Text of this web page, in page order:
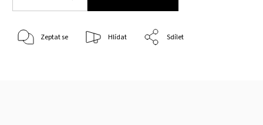
Zeptat se Hlídat Sdílet